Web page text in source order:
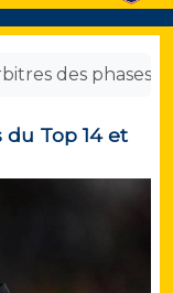
des phases
Top 14 et